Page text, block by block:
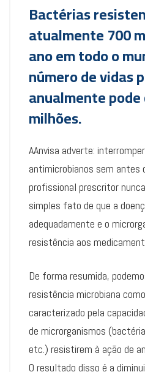
Bactérias
atualmente 700
ano em todo o
número de vidas
anualmente
milhões.
AAnvisa adverte:
antimicrobianos sem antes
profissional prescritor
simples fato de que a
adequadamente e o
resistência aos
De forma resumida,
resistência microbiana
caracterizado pela
de microrganismos
etc.) resistirem à ação de
O resultado disso é a